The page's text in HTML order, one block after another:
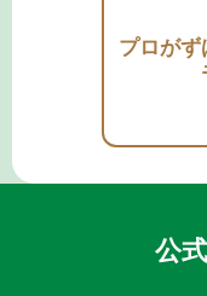
プロが
公